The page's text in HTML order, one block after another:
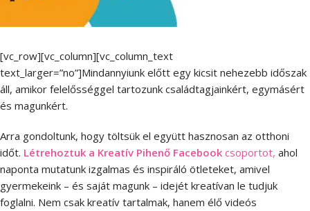
[vc_row][vc_column][vc_column_text
text_larger=”no”]Mindannyiunk előtt egy kicsit nehezebb időszak
áll, amikor felelősséggel tartozunk családtagjainkért, egymásért
és magunkért.
Arra gondoltunk, hogy töltsük el együtt hasznosan az otthoni
időt. Létrehoztuk a Kreatív Pihenő Facebook csoportot, ahol
naponta mutatunk izgalmas és inspiráló ötleteket, amivel
gyermekeink – és saját magunk – idejét kreatívan le tudjuk
foglalni. Nem csak kreatív tartalmak, hanem élő videós